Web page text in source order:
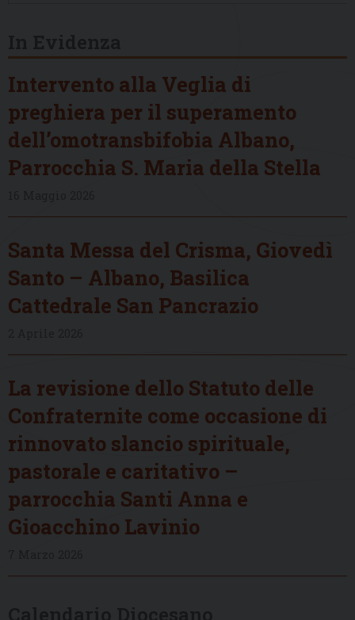
Intervento alla Veglia di
preghiera per il superamento
dell’omotransbifobia Albano,
Parrocchia S. Maria della Stella
Santa Messa del Crisma, Giovedì
Santo – Albano, Basilica
Cattedrale San Pancrazio
La revisione dello Statuto delle
Confraternite come occasione di
rinnovato slancio spirituale,
pastorale e caritativo –
parrocchia Santi Anna e
Gioacchino Lavinio